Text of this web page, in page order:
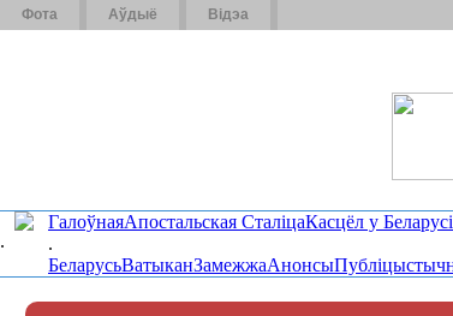
Фота Аўдыё Відэа
.
ГалоўнаяАпостальская СталіцаКасцёл у Беларусі
.
БеларусьВатыканЗамежжаАнонсы